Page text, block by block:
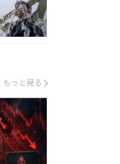
もっと見る